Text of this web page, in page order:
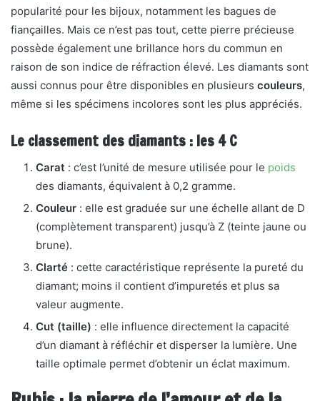
popularité pour les bijoux, notamment les bagues de
fiançailles. Mais ce n’est pas tout, cette pierre précieuse
possède également une brillance hors du commun en
raison de son indice de réfraction élevé. Les diamants sont
aussi connus pour être disponibles en plusieurs couleurs,
même si les spécimens incolores sont les plus appréciés.
Le classement des diamants : les 4 C
Carat : c’est l’unité de mesure utilisée pour le poids
des diamants, équivalent à 0,2 gramme.
Couleur : elle est graduée sur une échelle allant de D
(complètement transparent) jusqu’à Z (teinte jaune ou
brune).
Clarté : cette caractéristique représente la pureté du
diamant; moins il contient d’impuretés et plus sa
valeur augmente.
Cut (taille) : elle influence directement la capacité
d’un diamant à réfléchir et disperser la lumière. Une
taille optimale permet d’obtenir un éclat maximum.